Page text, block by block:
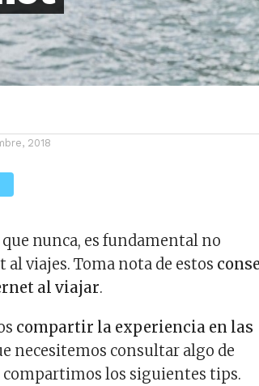
2018
que nunca, es fundamental no
viajes. Toma nota de estos
al viajar.
compartir la experiencia en las
necesitemos consultar algo de
compartimos los siguientes tips.